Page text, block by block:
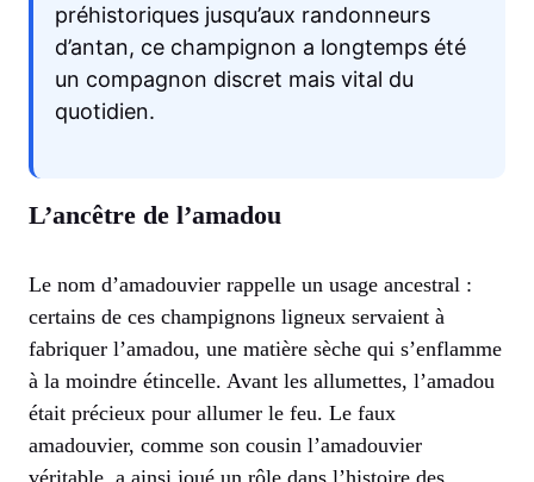
préhistoriques jusqu’aux randonneurs
d’antan, ce champignon a longtemps été
un compagnon discret mais vital du
quotidien.
L’ancêtre de l’amadou
Le nom d’amadouvier rappelle un usage ancestral :
certains de ces champignons ligneux servaient à
fabriquer l’amadou, une matière sèche qui s’enflamme
à la moindre étincelle. Avant les allumettes, l’amadou
était précieux pour allumer le feu. Le faux
amadouvier, comme son cousin l’amadouvier
véritable, a ainsi joué un rôle dans l’histoire des